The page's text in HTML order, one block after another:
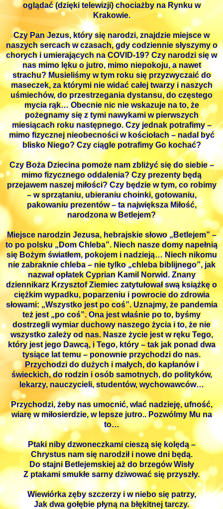
oglądać (dzięki telewizji) chociażby na Rynku w
Krakowie.
Czy Pan Jezus, który się narodzi, znajdzie miejsce w
naszych sercach w czasach, gdy codziennie słyszymy o
chorych i umierających na COVID-19? Czy narodzi się w
nas mimo lęku o jutro, mimo niepokoju, a nawet
strachu? Musieliśmy w tym roku się przyzwyczaić do
maseczek, za którymi nie widać całej twarzy i naszych
uśmiechów, do przestrzegania dystansu, do częstego
mycia rąk… Obecnie nic nie wskazuje na to, że
pożegnamy się z tymi nawykami w pierwszych
miesiącach roku następnego. Czy jednak potrafimy –
mimo fizycznej nieobecności w kościołach – nadal być
blisko Niego? Czy ciągle potrafimy Go kochać?
Czy Boża Dziecina pomoże nam zbliżyć się do siebie –
mimo fizycznego oddalenia? Czy prezenty będą
przejawem naszej miłości? Czy będzie w tym, co robimy
– w sprzątaniu, ubieraniu choinki, gotowaniu,
pakowaniu prezentów – ta największa Miłość,
narodzona w Betlejem?
Miejsce narodzin Jezusa, hebrajskie słowo „Betlejem” –
to po polsku „Dom Chleba”. Niech nasze domy napełnią
się Bożym światłem, pokojem i nadzieją… Niech nikomu
nie zabraknie chleba – nie tylko „chleba biblijnego”, jak
nazwał opłatek Cyprian Kamil Norwid. Znany
dziennikarz Krzysztof Ziemiec zatytułował swą książkę o
ciężkim wypadku, poparzeniu i powrocie do zdrowia
słowami: „Wszystko jest po coś”. Uznajmy, że pandemia
też jest „po coś”. Ona jest właśnie po to, byśmy
dostrzegli wymiar duchowy naszego życia i to, że nie
wszystko zależy od nas. Nasze życie jest w ręku Tego,
który jest jego Dawcą, i Tego, który – tak jak ponad dwa
tysiące lat temu – ponownie przychodzi do nas.
Przychodzi do dużych i małych, do kapłanów i
świeckich, do rodzin i osób samotnych, do polityków,
lekarzy, nauczycieli, studentów, wychowawców…
Przychodzi, żeby nas umocnić, wlać nadzieję, ufność,
wiarę w miłosierdzie, w lepsze jutro.. Pozwólmy Mu na
to…
Ptaki niby dzwoneczkami cieszą się kolędą –
Chrystus nam się narodził i nowe dni będą.
Do stajni Betlejemskiej aż do brzegów Wisły
Z ptakami smukłe sarny dziwować się przyszły.
Wiewiórka zęby szczerzy i w niebo się patrzy,
Jak dwa gołębie płyną na błękitnej tarczy.